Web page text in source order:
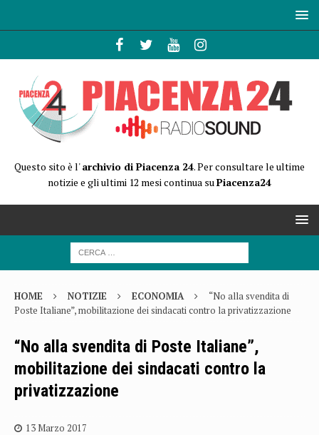
Questo sito è l'archivio di Piacenza 24. Per consultare le ultime
notizie e gli ultimi 12 mesi continua suPiacenza24
HOME NOTIZIE ECONOMIA
“No alla svendita di
Poste Italiane”, mobilitazione dei sindacati contro la privatizzazione
“No alla svendita di Poste Italiane”,
mobilitazione dei sindacati contro la
privatizzazione
13 Marzo 2017